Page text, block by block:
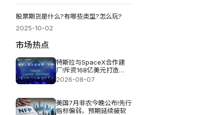
股票期货是什么?有哪些类型?怎么玩?
2025-10-02
市场热点
特斯拉与SpaceX合作建
厂!斥资168亿美元打造
Terafab基地
2026-08-07
美国7月非农今晚公布!先行
指标偏弱，预期延续疲软